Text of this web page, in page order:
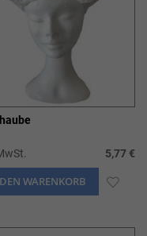
5,77 €
WARENKORB ZUR